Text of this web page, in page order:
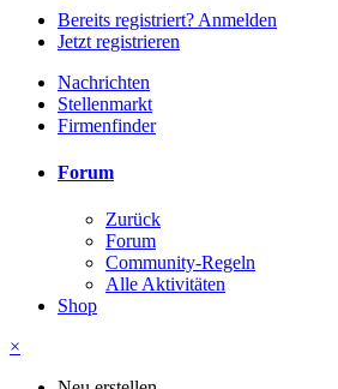
Bereits registriert? Anmelden
Jetzt registrieren
Nachrichten
Stellenmarkt
Firmenfinder
Forum
Zurück
Forum
Community-Regeln
Alle Aktivitäten
Shop
×